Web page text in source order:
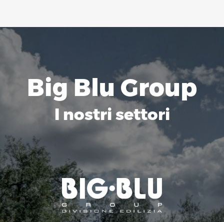
Big Blu Group
I nostri settori